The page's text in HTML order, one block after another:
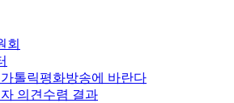
회
톨릭평화방송에 바란다
의견수렴 결과